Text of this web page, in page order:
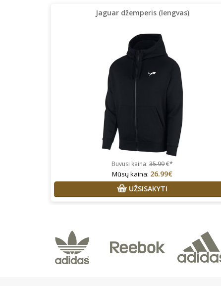
Jaguar džemperis (lengvas)
Buvusi kaina:35.99€*
Mūsų kaina: 26.99€
UŽSISAKYTI